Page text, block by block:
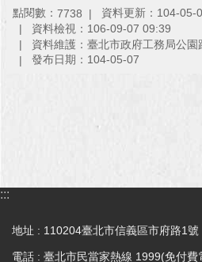
詞
彙
台
民
參
點閱數： 7738
資料更新：104-05-
資料檢視：106-09-07 09:39
資料維護：臺北市政府工務局公園
發布日期：104-05-07
:::
地址 : 110204臺北市信義區市府路1號
電話 : 臺北市民當家熱線 1999(免付